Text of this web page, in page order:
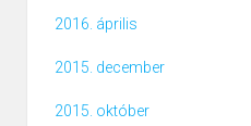
2016. április
2015. december
2015. október